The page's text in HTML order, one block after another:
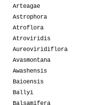
Arteagae
Astrophora
Atroflora
Atroviridis
Aureoviridiflora
Avasmontana
Awashensis
Baioensis
Ballyi